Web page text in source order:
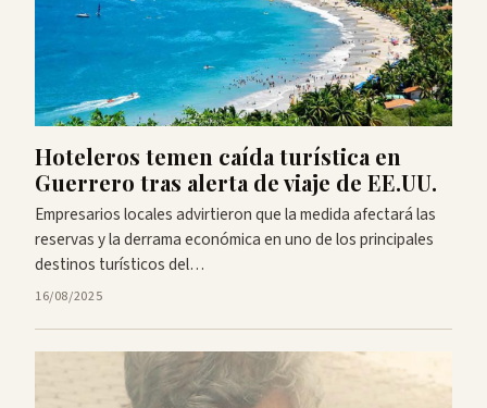
Hoteleros temen caída turística en
Guerrero tras alerta de viaje de EE.UU.
Empresarios locales advirtieron que la medida afectará las
reservas y la derrama económica en uno de los principales
destinos turísticos del…
16/08/2025